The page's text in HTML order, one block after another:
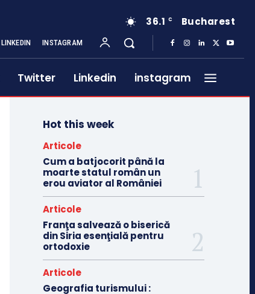
36.1 C Bucharest
LINKEDIN INSTAGRAM
Twitter Linkedin instagram
Hot this week
Articole
Cum a batjocorit până la
moarte statul român un
erou aviator al României
Articole
Franţa salvează o biserică
din Siria esenţială pentru
ortodoxie
Articole
Geografia turismului :